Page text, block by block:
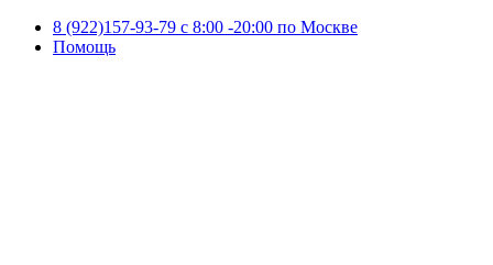
8 (922)157-93-79 c 8:00 -20:00 по Москве
Помощь